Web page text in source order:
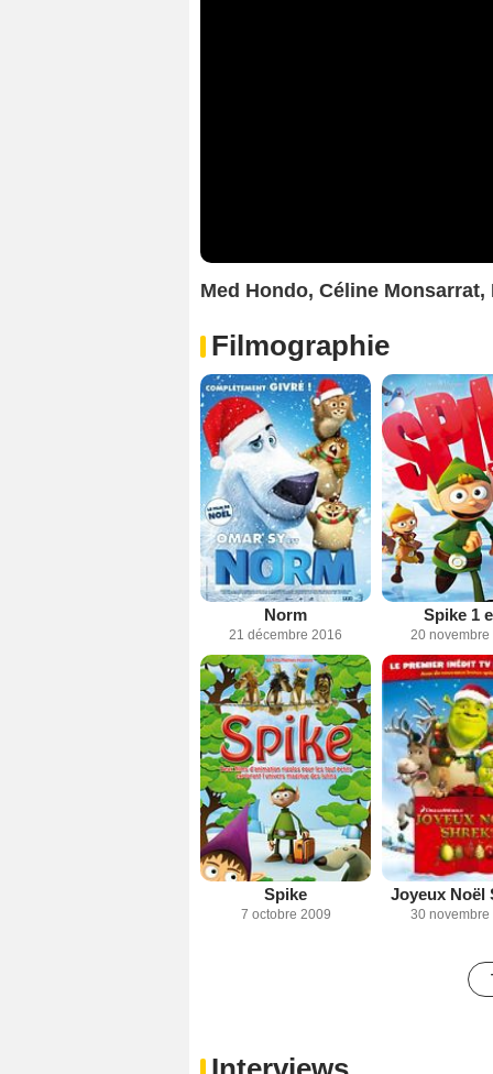
Med Hondo, Céline
Filmographie
Norm
21 décembre 2016
Spike 1
20 novembre
Spike
7 octobre 2009
Joyeux Noël
30 novembre